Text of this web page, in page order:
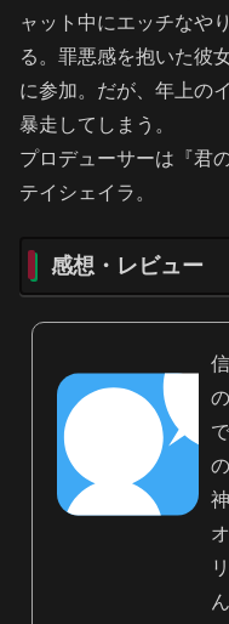
ャット中にエッチなや
る。罪悪感を抱いた彼
に参加。だが、年上の
暴走してしまう。
プロデューサーは『君
テイシェイラ。
感想・レビュー